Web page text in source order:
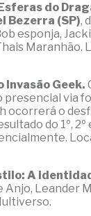
do
Bezerra (SP),
esponja,
Maranhão.
Invasão Geek.
via
ocorrerá o
do 1º, 2º
A
Anjo, Leander